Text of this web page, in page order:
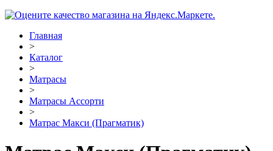
Главная
>
Каталог
>
Матрасы
>
Матрасы Ассорти
>
Матрас Макси (Прагматик)